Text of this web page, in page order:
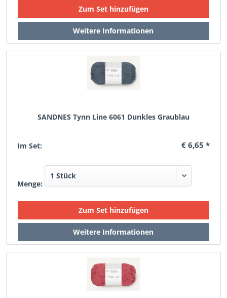
SANDNES Tynn Line 6061 Dunkles Graublau
Im Set: € 6,65 *
Menge: